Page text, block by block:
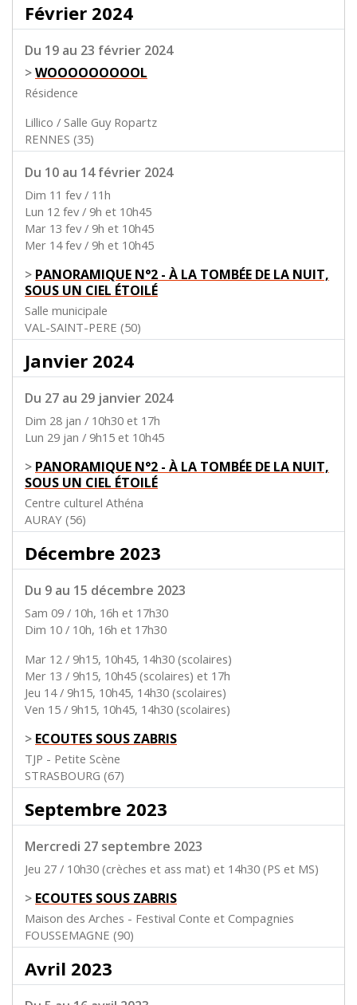
Février 2024
Du 19 au 23 février 2024
>WOOOOOOOOOL
Résidence
Lillico / Salle Guy Ropartz
RENNES (35)
Du 10 au 14 février 2024
Dim 11 fev / 11h
Lun 12 fev / 9h et 10h45
Mar 13 fev / 9h et 10h45
Mer 14 fev / 9h et 10h45
> PANORAMIQUE N°2 - À LA TOMBÉE DE LA NUIT,
SOUS UN CIEL ÉTOILÉ
Salle municipale
VAL-SAINT-PERE (50)
Janvier 2024
Du 27 au 29 janvier 2024
Dim 28 jan / 10h30 et 17h
Lun 29 jan / 9h15 et 10h45
> PANORAMIQUE N°2 - À LA TOMBÉE DE LA NUIT,
SOUS UN CIEL ÉTOILÉ
Centre culturel Athéna
AURAY (56)
Décembre 2023
Du 9 au 15 décembre 2023
Sam 09 / 10h, 16h et 17h30
Dim 10 / 10h, 16h et 17h30
Mar 12 / 9h15, 10h45, 14h30 (scolaires)
Mer 13 / 9h15, 10h45 (scolaires) et 17h
Jeu 14 / 9h15, 10h45, 14h30 (scolaires)
Ven 15 / 9h15, 10h45, 14h30 (scolaires)
> ECOUTES SOUS ZABRIS
TJP - Petite Scène
STRASBOURG (67)
Septembre 2023
Mercredi 27 septembre 2023
Jeu 27 / 10h30 (crèches et ass mat) et 14h30 (PS et MS)
> ECOUTES SOUS ZABRIS
Maison des Arches - Festival Conte et Compagnies
FOUSSEMAGNE (90)
Avril 2023